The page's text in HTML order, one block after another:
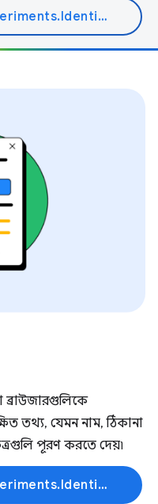
{% if dynamic_data.experiments.IdentityButtonTextFeature.button_variant == 'variant_a' %}আরো জানুন{% else %}ডক পড়ুন{% endif %}
তথ্য, যেমন নাম, ঠিকানা
পূরণ করতে দেয়৷
{% if dynamic_data.experiments.IdentityButtonTextFeature.button_variant == 'variant_a' %}আরো জানুন{% else %}শেখা শুরু করুন{% endif %}